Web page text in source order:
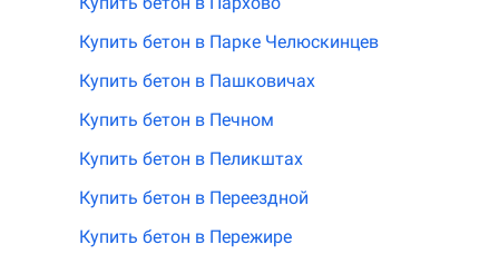
Купить бетон в Парке Челюскинцев
Купить бетон в Пашковичах
Купить бетон в Печном
Купить бетон в Пеликштах
Купить бетон в Переездной
Купить бетон в Пережире